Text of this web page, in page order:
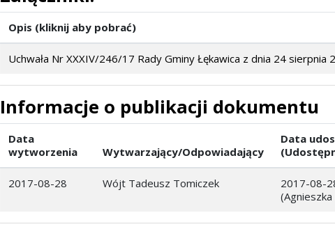
Opis (kliknij aby pobrać)
Uchwała Nr XXXIV/246/17 Rady Gminy Łękawica z dnia 24 sierpnia
Informacje o publikacji dokumentu
Data
wytworzenia
Wytwarzający/Odpowiadający
Data
2017-08-28 Wójt Tadeusz Tomiczek
2017-08-
(Agnieszka